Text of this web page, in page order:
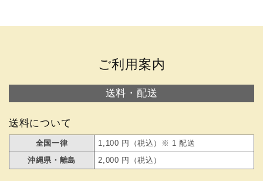
ご利用案内
送料・配送
送料について
全国一律
1,100 円（税込）※ 1 配送
沖縄県・離島
2,000 円（税込）